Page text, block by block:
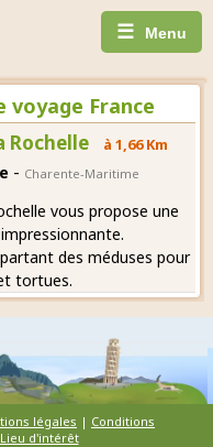
☰ Menu
voyage France
Rochelle à 1,66 Km
- Charente-Maritime
vous propose une
des méduses pour
tortues.
légales | Conditions
Lieu d'intérêt